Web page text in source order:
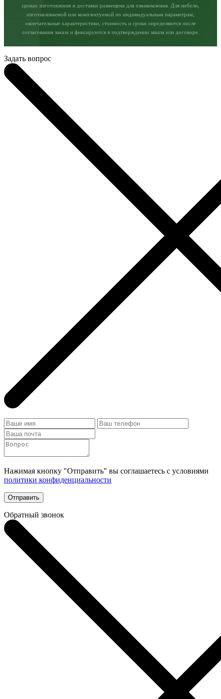
сроках изготовления и доставки размещена для ознакомления. Для мебели,
изготавливаемой или комплектуемой по индивидуальным параметрам,
окончательные характеристики, стоимость и сроки определяются после
согласования заказа и фиксируются в подтверждении заказа или договоре.
Задать вопрос
Нажимая кнопку "Отправить" вы соглашаетесь с условиями
политики конфиденциальности
Отправить
Обратный звонок